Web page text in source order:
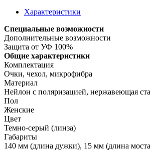
Характеристики
Специальные возможности
Дополнительные возможности
Защита от УФ 100%
Общие характеристики
Комплектация
Очки, чехол, микрофибра
Материал
Нейлон с поляризацией, нержавеющая
Пол
Женские
Цвет
Темно-серый (линза)
Габариты
140 мм (длина дужки), 15 мм (длина